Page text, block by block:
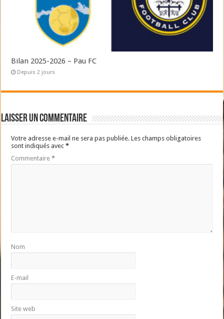
Bilan 2025-2026 – Pau FC
Depuis 2 jours
Laisser un commentaire
Votre adresse e-mail ne sera pas publiée. Les champs obligatoires
sont indiqués avec*
Commentaire*
Nom
E-mail
Site web